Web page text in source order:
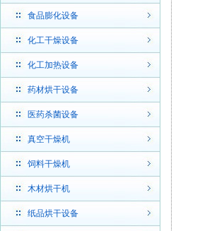
食品膨化设备
化工干燥设备
化工加热设备
药材烘干设备
医药杀菌设备
真空干燥机
饲料干燥机
木材烘干机
纸品烘干设备